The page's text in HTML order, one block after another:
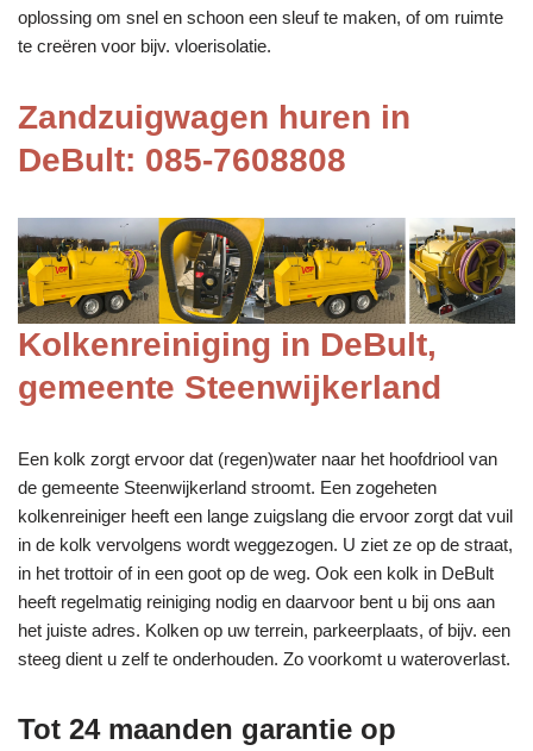
oplossing om snel en schoon een sleuf te maken, of om ruimte
te creëren voor bijv. vloerisolatie.
Zandzuigwagen huren in
DeBult: 085-7608808
Kolkenreiniging in DeBult,
gemeente Steenwijkerland
Een kolk zorgt ervoor dat (regen)water naar het hoofdriool van
de gemeente Steenwijkerland stroomt. Een zogeheten
kolkenreiniger heeft een lange zuigslang die ervoor zorgt dat vuil
in de kolk vervolgens wordt weggezogen. U ziet ze op de straat,
in het trottoir of in een goot op de weg. Ook een kolk in DeBult
heeft regelmatig reiniging nodig en daarvoor bent u bij ons aan
het juiste adres. Kolken op uw terrein, parkeerplaats, of bijv. een
steeg dient u zelf te onderhouden. Zo voorkomt u wateroverlast.
Tot 24 maanden garantie op